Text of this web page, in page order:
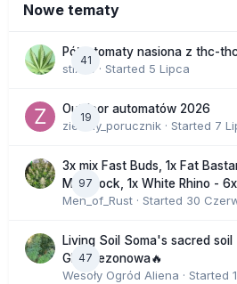
Nowe tematy
41
Półautomaty nasiona z thc-thc
stix33 · Started 5 Lipca
19
Outdoor automatów 2026
zielony_porucznik · Started 7
97
3x mix Fast Buds, 1x Fat
Moonrock, 1x White Rhino -
Men_of_Rust · Started 30
47
Living Soil Soma's sacred soil
GHS sezonowa🔥
Wesoły Ogród Aliena · Started